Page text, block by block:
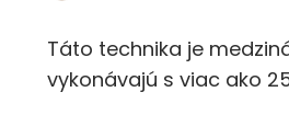
Táto technika je
vykonávajú s viac ako